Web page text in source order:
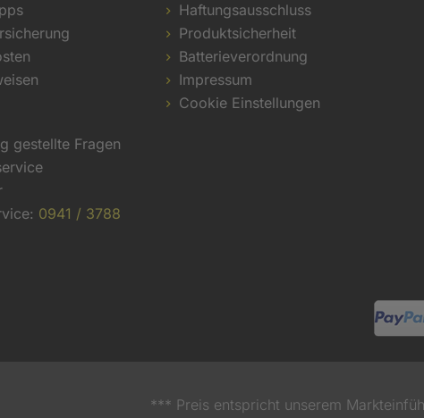
gestellte Fragen
0941 / 3788
Haftungsausschluss
Produktsicherheit
Batterieverordnung
Impressum
Cookie Einstellungen
*** Preis entspricht unserem